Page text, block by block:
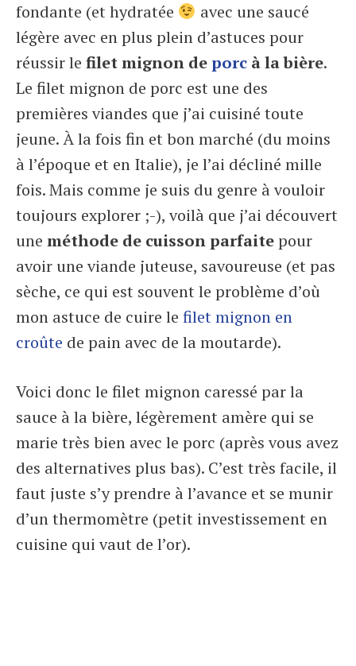
fondante (et hydratée
avec une saucé
légère avec en plus plein d’astuces pour
réussir le filet mignon deporc à la bière.
Le filet mignon de porc est une des
premières viandes que j’ai cuisiné toute
jeune. À la fois fin et bon marché (du moins
à l’époque et en Italie), je l’ai décliné mille
fois. Mais comme je suis du genre à vouloir
toujours explorer ;-), voilà que j’ai découvert
une méthode de cuisson parfaitepour
avoir une viande juteuse, savoureuse (et pas
sèche, ce qui est souvent le problème d’où
mon astuce de cuire le filet mignon en
croûte de pain avec de la moutarde).
Voici donc le filet mignon caressé par la
sauce à la bière, légèrement amère qui se
marie très bien avec le porc (après vous avez
des alternatives plus bas). C’est très facile, il
faut juste s’y prendre à l’avance et se munir
d’un thermomètre (petit investissement en
cuisine qui vaut de l’or).